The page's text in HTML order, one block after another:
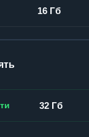
16 Гб
32 Гб